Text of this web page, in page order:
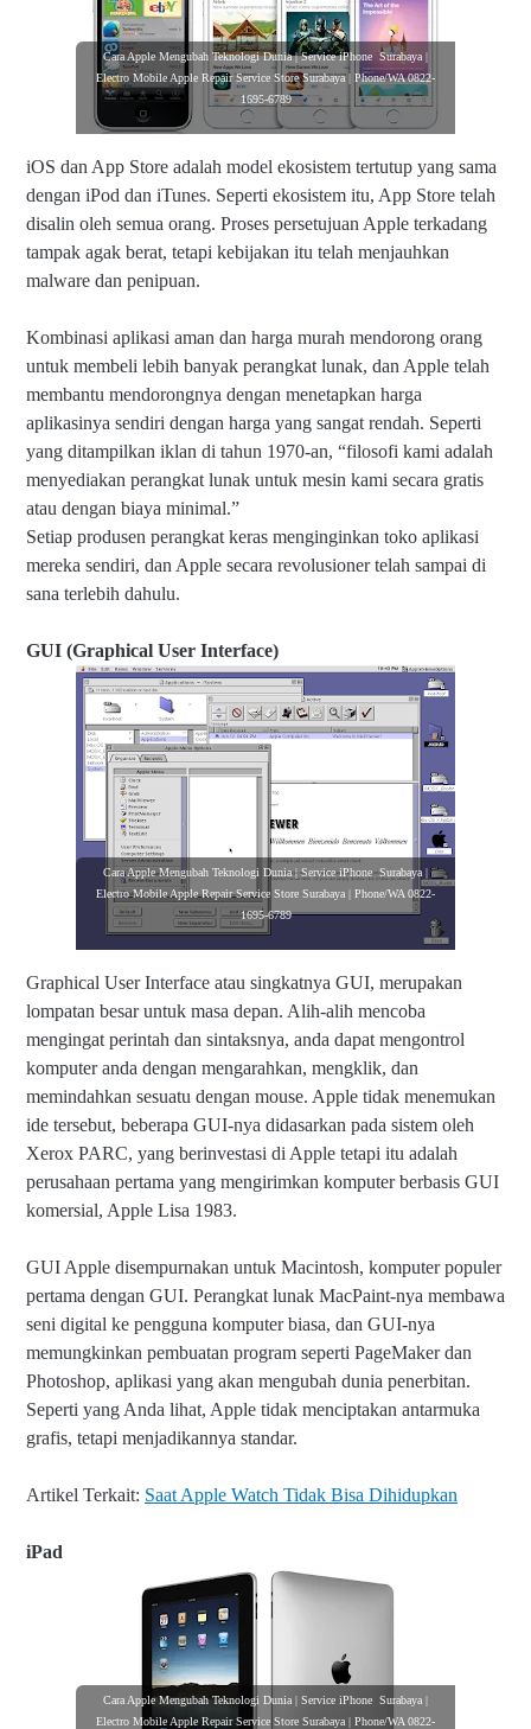
Cara Apple Mengubah Teknologi Dunia | Service iPhone Surabaya |
Electro Mobile Apple Repair Service Store Surabaya | Phone/WA 0822-
1695-6789
iOS dan App Store adalah model ekosistem tertutup yang sama
dengan iPod dan iTunes. Seperti ekosistem itu, App Store telah
disalin oleh semua orang. Proses persetujuan Apple terkadang
tampak agak berat, tetapi kebijakan itu telah menjauhkan
malware dan penipuan.
Kombinasi aplikasi aman dan harga murah mendorong orang
untuk membeli lebih banyak perangkat lunak, dan Apple telah
membantu mendorongnya dengan menetapkan harga
aplikasinya sendiri dengan harga yang sangat rendah. Seperti
yang ditampilkan iklan di tahun 1970-an, “filosofi kami adalah
menyediakan perangkat lunak untuk mesin kami secara gratis
atau dengan biaya minimal.”
Setiap produsen perangkat keras menginginkan toko aplikasi
mereka sendiri, dan Apple secara revolusioner telah sampai di
sana terlebih dahulu.
GUI (Graphical User Interface)
Cara Apple Mengubah Teknologi Dunia | Service iPhone Surabaya |
Electro Mobile Apple Repair Service Store Surabaya | Phone/WA 0822-
1695-6789
Graphical User Interface atau singkatnya GUI, merupakan
lompatan besar untuk masa depan. Alih-alih mencoba
mengingat perintah dan sintaksnya, anda dapat mengontrol
komputer anda dengan mengarahkan, mengklik, dan
memindahkan sesuatu dengan mouse. Apple tidak menemukan
ide tersebut, beberapa GUI-nya didasarkan pada sistem oleh
Xerox PARC, yang berinvestasi di Apple tetapi itu adalah
perusahaan pertama yang mengirimkan komputer berbasis GUI
komersial, Apple Lisa 1983.
GUI Apple disempurnakan untuk Macintosh, komputer populer
pertama dengan GUI. Perangkat lunak MacPaint-nya membawa
seni digital ke pengguna komputer biasa, dan GUI-nya
memungkinkan pembuatan program seperti PageMaker dan
Photoshop, aplikasi yang akan mengubah dunia penerbitan.
Seperti yang Anda lihat, Apple tidak menciptakan antarmuka
grafis, tetapi menjadikannya standar.
Artikel Terkait: Saat Apple Watch Tidak Bisa Dihidupkan
iPad
Cara Apple Mengubah Teknologi Dunia | Service iPhone Surabaya |
Electro Mobile Apple Repair Service Store Surabaya | Phone/WA 0822-